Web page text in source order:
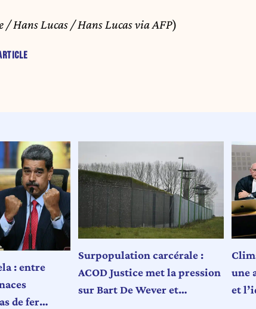
/ Hans Lucas / Hans Lucas via AFP)
: entre
de fer
Surpopulation carcérale :
ACOD Justice met la pression
sur Bart De Wever et
une
et